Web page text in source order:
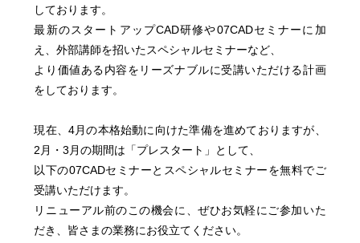
しております。
最新のスタートアップCAD研修や07CADセミナーに加
え、外部講師を招いたスペシャルセミナーなど、
より価値ある内容をリーズナブルに受講いただける計画
をしております。
現在、4月の本格始動に向けた準備を進めておりますが、
2月・3月の期間は「プレスタート」として、
以下の07CADセミナーとスペシャルセミナーを無料でご
受講いただけます。
リニューアル前のこの機会に、ぜひお気軽にご参加いた
だき、皆さまの業務にお役立てください。